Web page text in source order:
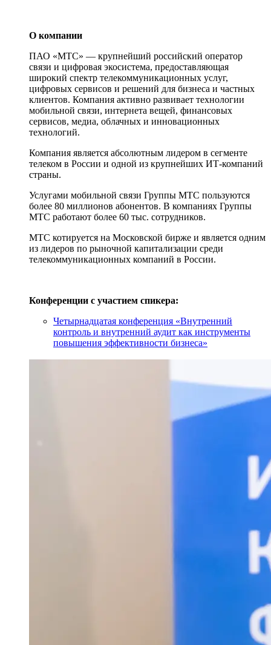
О компании
ПАО «МТС» — крупнейший российский оператор
связи и цифровая экосистема, предоставляющая
широкий спектр телекоммуникационных услуг,
цифровых сервисов и решений для бизнеса и частных
клиентов. Компания активно развивает технологии
мобильной связи, интернета вещей, финансовых
сервисов, медиа, облачных и инновационных
технологий.
Компания является абсолютным лидером в сегменте
телеком в России и одной из крупнейших ИТ-компаний
страны.
Услугами мобильной связи Группы МТС пользуются
более 80 миллионов абонентов. В компаниях Группы
МТС работают более 60 тыс. сотрудников.
МТС котируется на Московской бирже и является одним
из лидеров по рыночной капитализации среди
телекоммуникационных компаний в России.
Конференции с участием спикера:
Четырнадцатая конференция «Внутренний
контроль и внутренний аудит как инструменты
повышения эффективности бизнеса»